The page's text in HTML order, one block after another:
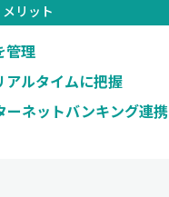
メリット
管理
アルタイムに把握
ーネットバンキング連携